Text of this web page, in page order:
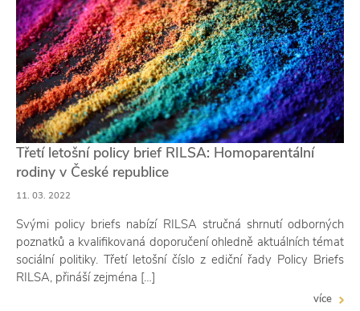
Třetí letošní policy brief RILSA: Homoparentální
rodiny v České republice
11. 03. 2022
Svými policy briefs nabízí RILSA stručná shrnutí odborných
poznatků a kvalifikovaná doporučení ohledně aktuálních témat
sociální politiky. Třetí letošní číslo z ediční řady Policy Briefs
RILSA, přináší zejména […]
více